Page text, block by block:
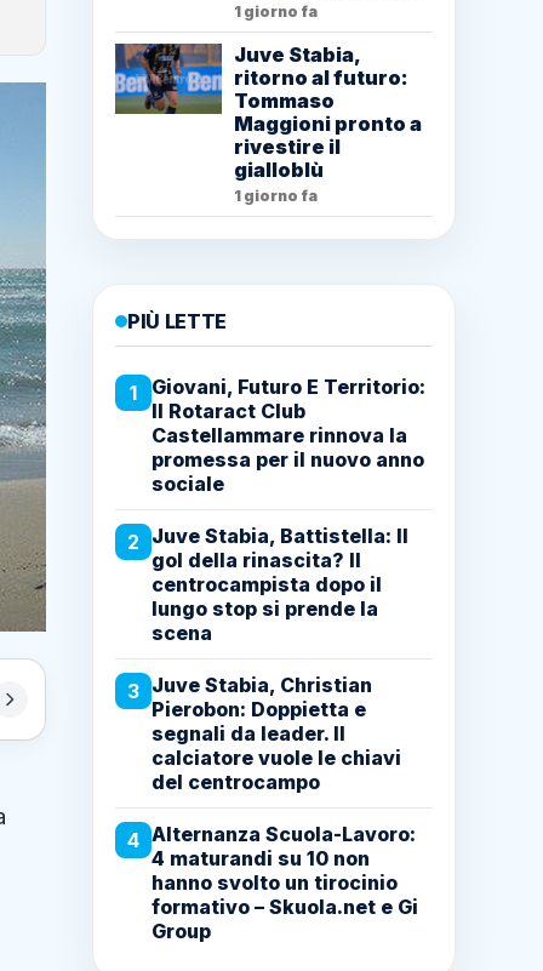
1 giorno fa
Juve Stabia,
ritorno al futuro:
Tommaso
Maggioni pronto a
rivestire il
gialloblù
1 giorno fa
PIÙ LETTE
1
Giovani, Futuro E Territorio:
Il Rotaract Club
Castellammare rinnova la
promessa per il nuovo anno
sociale
2 Juve Stabia, Battistella: Il
gol della rinascita? Il
centrocampista dopo il
lungo stop si prende la
scena
3 Juve Stabia, Christian
Pierobon: Doppietta e
segnali da leader. Il
calciatore vuole le chiavi
del centrocampo
4 Alternanza Scuola-Lavoro:
4 maturandi su 10 non
hanno svolto un tirocinio
formativo – Skuola.net e Gi
Group